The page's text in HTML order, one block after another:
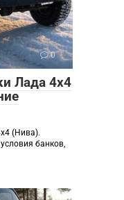
0
Лада 4х4
(Нива).
банков,